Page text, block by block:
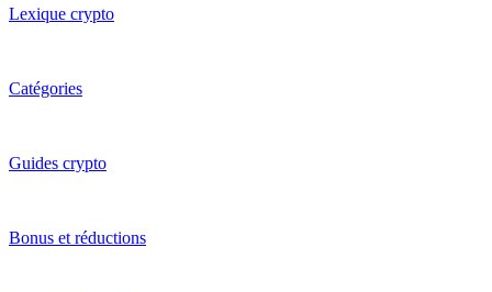
Lexique crypto
Catégories
Guides crypto
Bonus et réductions